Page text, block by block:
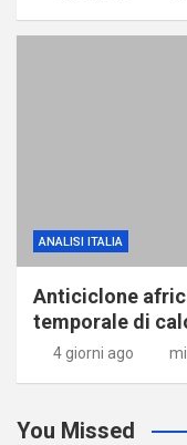
ANALISI ITALIA
Anticiclone
temporale di
4 giorni ago
You Missed